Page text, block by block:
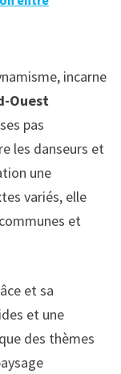
incarne
Ouest
pas
les danseurs et
une
variés, elle
et
et sa
et une
des thèmes